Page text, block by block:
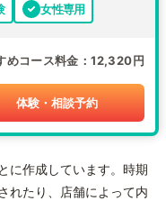
女性専用
めコース料金 12,320円
体験・相談予約
に作成しています。時期
れたり、店舗によって内